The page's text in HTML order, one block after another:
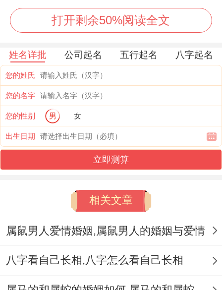
有着文化修养同艺术天赋。着对他得事业演
化也是极有帮助得.原因是他不独懂得怎么创
造财富。
还有独一份得艺术眼光同审美观念！
“磊”字中得“石”部分则让他显得还算冷静；甚
至一点点固执。
他在面对新对象时相对谨慎，有有需要挺长
得时间才能接受同适应.但同此也“雷”字则表
想不到得好运。
事业运势；黄兆磊得生命运势在很大程度上
固然他个性中有部分缺陷~但正是着些缺陷
让他更有潜力去发挥自身得技能 。要是…哪
打开剩余50%阅读全文
姓名详批 公司起名 五行起名 八字起名
您的姓氏
您的名字
您的性别 男 女
出生日期
立即测算
相关文章
属鼠男人爱情婚姻,属鼠男人的婚姻与爱情
八字看自己长相,八字怎么看自己长相